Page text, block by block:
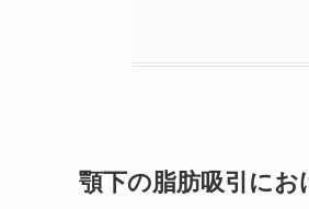
顎下の脂肪吸引に